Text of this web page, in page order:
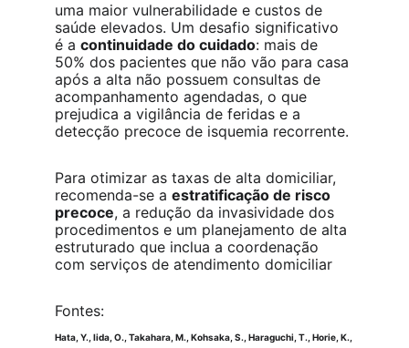
uma maior vulnerabilidade e custos de
saúde elevados. Um desafio significativo
é a continuidade do cuidado: mais de
50% dos pacientes que não vão para casa
após a alta não possuem consultas de
acompanhamento agendadas, o que
prejudica a vigilância de feridas e a
detecção precoce de isquemia recorrente.
Para otimizar as taxas de alta domiciliar,
recomenda-se a estratificação de risco
precoce, a redução da invasividade dos
procedimentos e um planejamento de alta
estruturado que inclua a coordenação
com serviços de atendimento domiciliar
Fontes:
Hata, Y., Iida, O., Takahara, M., Kohsaka, S., Haraguchi, T., Horie, K.,